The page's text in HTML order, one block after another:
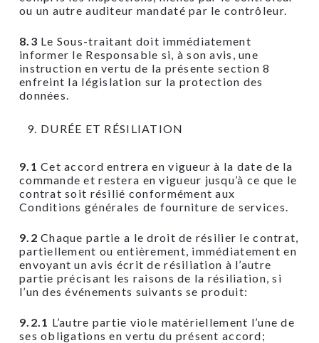
ou un autre auditeur mandaté par le contrôleur.
8.3 Le Sous-traitant doit immédiatement
informer le Responsable si, à son avis, une
instruction en vertu de la présente section 8
enfreint la législation sur la protection des
données.
DURÉE ET RÉSILIATION
9.1 Cet accord entrera en vigueur à la date de la
commande et restera en vigueur jusqu’à ce que le
contrat soit résilié conformément aux
Conditions générales de fourniture de services.
9.2 Chaque partie a le droit de résilier le contrat,
partiellement ou entièrement, immédiatement en
envoyant un avis écrit de résiliation à l’autre
partie précisant les raisons de la résiliation, si
l’un des événements suivants se produit:
9.2.1 L’autre partie viole matériellement l’une de
ses obligations en vertu du présent accord;